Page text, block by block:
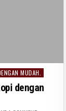
MUDAH.
dengan